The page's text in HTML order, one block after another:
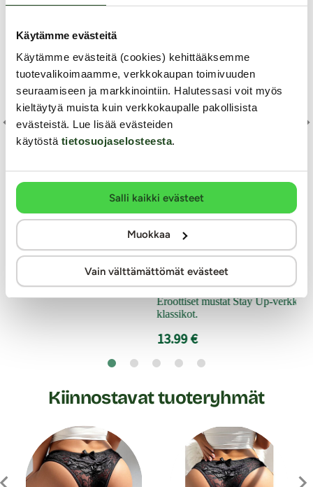
Käytämme evästeitä
Käytämme evästeitä (cookies) kehittääksemme
tuotevalikoimaamme, verkkokaupan toimivuuden
seuraamiseen ja markkinointiin. Halutessasi voit myös
kieltäytyä muista kuin verkkokaupalle pakollisista
evästeistä. Lue lisää evästeiden
käytöstä tietosuojaselosteesta.
Salli kaikki evästeet
Muokkaa
Vain välttämättömät evästeet
samalla erittäin
samalla haaravälisi
OhYeah
Pitsiset alahalkiotangat, Plus Size
Superkauniit Ohyeah-brändin mustat ja huikean
seksikkäät Plus Size-kokoiset alahalkiotangat asettuvat
kauniisti pakaroittesi kupeille ja paljastavat samalla
haaravälisi seksikkäästi ja kiihottavasti.
12.99 €
OhYeah
Stay Up-verkkosukat
strassikoristein, Plus
Anna sääriesi kimaltaa kauniisti ja
samalla ylellisemmän näköinen.
superkauniit Plus Size-kokoiset
kiinnittävät varmasti katseet!
Eroottiset mustat Stay Up-
klassikot.
13.99 €
Kiinnostavat tuoteryhmät